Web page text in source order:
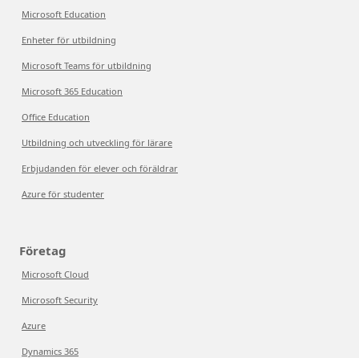
Microsoft Education
Enheter för utbildning
Microsoft Teams för utbildning
Microsoft 365 Education
Office Education
Utbildning och utveckling för lärare
Erbjudanden för elever och föräldrar
Azure för studenter
Företag
Microsoft Cloud
Microsoft Security
Azure
Dynamics 365